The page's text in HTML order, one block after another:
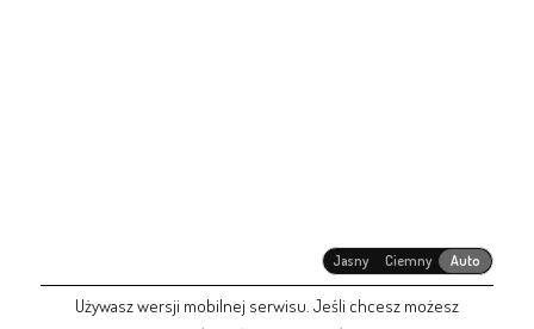
Jasny Ciemny Auto
Używasz wersji mobilnej serwisu. Jeśli chcesz możesz